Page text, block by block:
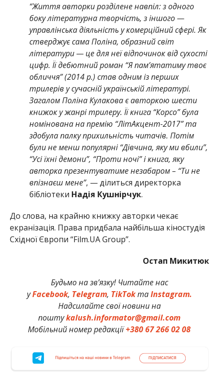
“Життя авторки розділене навпіл: з одного
боку літературна творчість, з іншого —
управлінська діяльність у комерційний сфері. Як
стверджує сама Поліна, образний світ
літератури — це для неї відпочинок від сухості
цифр. Її дебютний роман “Я пам’ятатиму твоє
обличчя” (2014 р.) став одним із перших
трилерів у сучасній українській літературі.
Загалом Поліна Кулакова є авторкою шести
книжок у жанрі трилеру. Її книга “Корсо” була
номінована на премію “ЛітАкцент-2017” та
здобула палку прихильність читачів. Потім
були не менш популярні “Дівчина, яку ми вбили”,
“Усі їхні демони”, “Проти ночі” і книга, яку
авторка презентуватиме незабаром – “Ти не
впізнаєш мене”, — ділиться директорка
бібліотеки Надія Кушнірчук.
До слова, на крайню книжку авторки чекає
екранізація. Права придбала найбільша кіностудія
Східної Європи “Film.UA Group”.
Остап Микитюк
Будьмо на зв’язку! Читайте нас
уFacebook, Telegram, TikTokтаInstagram.
Надсилайте свої новини на
поштуkalush.informator@gmail.com
Мобільний номер редакції+380 67 266 02 08